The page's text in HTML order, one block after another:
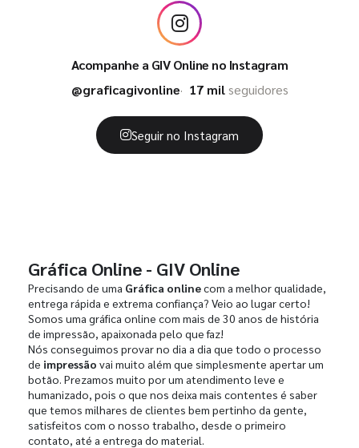
Acompanhe a GIV Online no Instagram
@graficagivonline
17 milseguidores
Seguir no Instagram
Gráfica Online - GIV Online
Precisando de uma Gráfica onlinecom a melhor qualidade,
entrega rápida e extrema confiança? Veio ao lugar certo!
Somos uma gráfica online com mais de 30 anos de história
de impressão, apaixonada pelo que faz!
Nós conseguimos provar no dia a dia que todo o processo
de impressão vai muito além que simplesmente apertar um
botão. Prezamos muito por um atendimento leve e
humanizado, pois o que nos deixa mais contentes é saber
que temos milhares de clientes bem pertinho da gente,
satisfeitos com o nosso trabalho, desde o primeiro
contato, até a entrega do material.